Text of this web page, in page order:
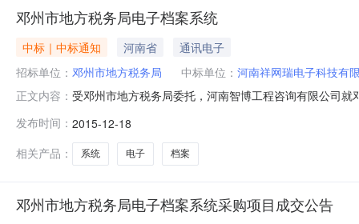
邓州市地方税务局电子档案系统
中标｜中标通知 河南省
通讯电子
招标单位： 邓州市地方税务局 中标单位： 河南祥网瑞电子科技有
正文内容： 受邓州市地方税务局委托，河南智博工程咨询有限公司
三、评标信息：评标日期：2015年12月18日评标地点：
技有限公司成交供应商地址
发布时间： 2015-12-18
相关产品：
系统 电子 档案
邓州市地方税务局电子档案系统采购项目成交公告